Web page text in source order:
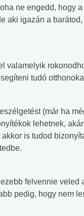
ne engedd, hogy
aki igazán a
valamelyik
tudó
(már ha
lehetnek,
is tudod
felvennie veled
pedig, hogy nem
teszt -